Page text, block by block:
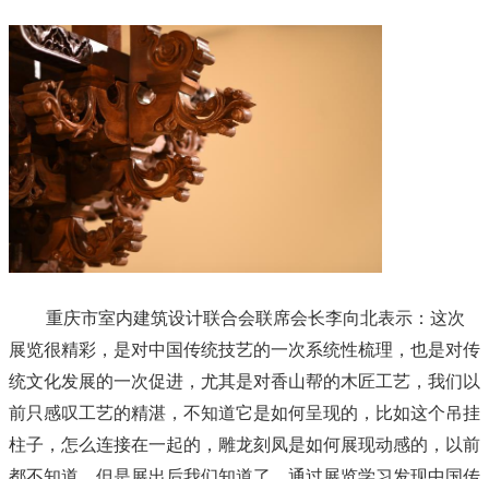
重庆市室内建筑设计联合会联席会长李向北表示：这次
展览很精彩，是对中国传统技艺的一次系统性梳理，也是对传
统文化发展的一次促进，尤其是对香山帮的木匠工艺，我们以
前只感叹工艺的精湛，不知道它是如何呈现的，比如这个吊挂
柱子，怎么连接在一起的，雕龙刻凤是如何展现动感的，以前